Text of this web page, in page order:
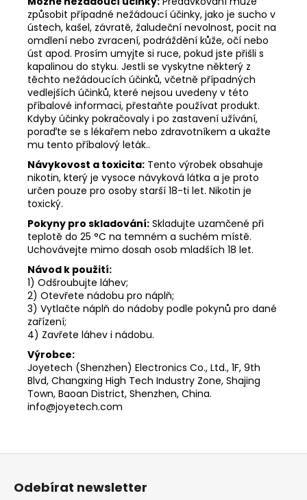
způsobit případné nežádoucí účinky, jako je sucho v
ústech, kašel, závratě, žaludeční nevolnost, pocit na
omdlení nebo zvracení, podráždění kůže, očí nebo
úst apod. Prosím umyjte si ruce, pokud jste přišli s
kapalinou do styku. Jestli se vyskytne některý z
těchto nežádoucích účinků, včetně případných
vedlejších účinků, které nejsou uvedeny v této
příbalové informaci, přestaňte používat produkt.
Kdyby účinky pokračovaly i po zastavení užívání,
poraďte se s lékařem nebo zdravotníkem a ukažte
mu tento příbalový leták..
Návykovost a toxicita: Tento výrobek obsahuje
nikotin, který je vysoce návyková látka a je proto
určen pouze pro osoby starší 18-ti let. Nikotin je
toxický.
Pokyny pro skladování: Skladujte uzamčené při
teplotě do 25 °C na temném a suchém místě.
Uchovávejte mimo dosah osob mladších 18 let.
Návod k použití:
1) Odšroubujte láhev;
2) Otevřete nádobu pro náplň;
3) Vytlačte náplň do nádoby podle pokynů pro dané
zařízení;
4) Zavřete láhev i nádobu.
Výrobce:
Joyetech (Shenzhen) Electronics Co., Ltd., 1F, 9th
Blvd, Changxing High Tech Industry Zone, Shajing
Town, Baoan District, Shenzhen, China.
info@joyetech.com
Odebírat newsletter